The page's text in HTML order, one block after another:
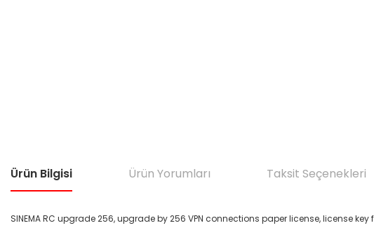
Ürün Bilgisi Ürün Yorumları Taksit Seçenekleri
SINEMA RC upgrade 256, upgrade by 256 VPN connections paper license, license key